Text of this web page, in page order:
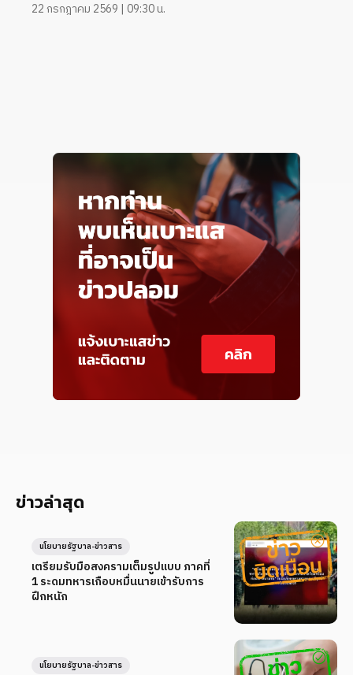
22 กรกฎาคม 2569 | 09:30 น.
ข่าวล่าสุด
เตรียมรับมือสงครามเต็มรูปแบบ ภาคที่
1 ระดมทหารเกือบหมื่นนายเข้ารับการ
ฝึกหนัก
นโยบายรัฐบาล-ข่าวสาร
นโยบายรัฐบาล-ข่าวสาร